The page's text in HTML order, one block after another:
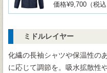
価格¥9,700（税込
ミドルレイヤー
化繊の長袖シャツや保温性の
に応じて調節を。吸水拡散性